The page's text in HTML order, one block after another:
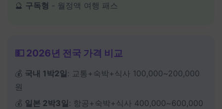
🔮 구독형 - 월정액 여행 패스
💵 2026년 전국 가격 비교
💰 국내 1박2일 : 교통+숙박+식사 100,000~200,000
원
💰 일본 2박3일 : 항공+숙박+식사 400,000~600,000